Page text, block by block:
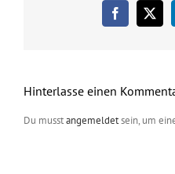
Facebook
X
Hinterlasse einen
Du musstangemeldetsein, um